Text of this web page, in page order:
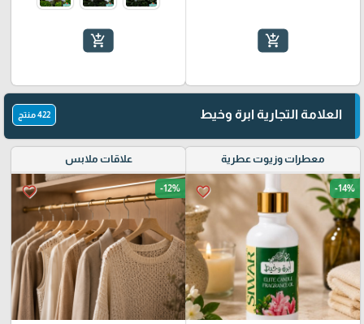
add_shopping_cart
add_shopping_cart
العلامة التجارية ابرة وخيط 422 منتج
معطرات وزيوت عطرية
favorite_border -14%
علاقات ملابس
favorite_border -12%